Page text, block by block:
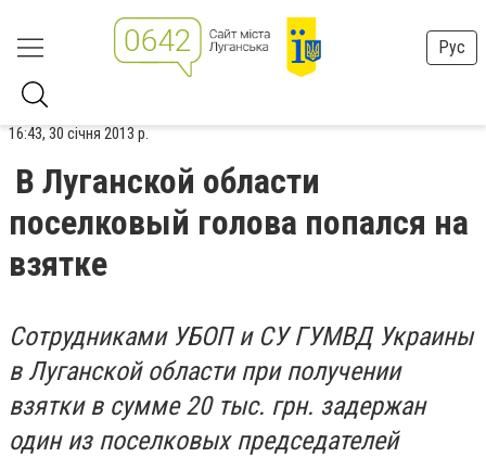
Рус
16:43, 30 січня 2013 р.
В Луганской области
поселковый голова попался на
взятке
Сотрудниками УБОП и СУ ГУМВД Украины
в Луганской области при получении
взятки в сумме 20 тыс. грн. задержан
один из поселковых председателей